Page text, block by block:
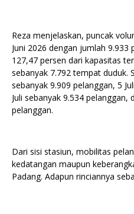
Reza menjelaskan, puncak
Juni 2026 dengan jumlah
127,47 persen dari kapasitas
sebanyak 7.792 tempat duduk.
sebanyak 9.909 pelanggan, 5
Juli sebanyak 9.534 pelanggan,
pelanggan.
Dari sisi stasiun, mobilitas
kedatangan maupun
Padang. Adapun rinciannya